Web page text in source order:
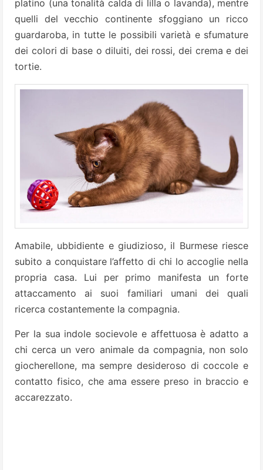
platino (una tonalità calda di lilla o lavanda), mentre
quelli del vecchio continente sfoggiano un ricco
guardaroba, in tutte le possibili varietà e sfumature
dei colori di base o diluiti, dei rossi, dei crema e dei
tortie.
Amabile, ubbidiente e giudizioso, il Burmese riesce
subito a conquistare l’affetto di chi lo accoglie nella
propria casa. Lui per primo manifesta un forte
attaccamento ai suoi familiari umani dei quali
ricerca costantemente la compagnia.
Per la sua indole socievole e affettuosa è adatto a
chi cerca un vero animale da compagnia, non solo
giocherellone, ma sempre desideroso di coccole e
contatto fisico, che ama essere preso in braccio e
accarezzato.